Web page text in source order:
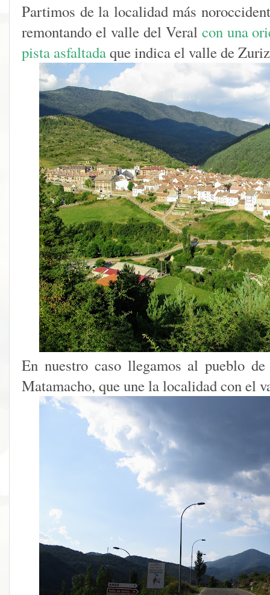
Partimos de la localidad más
remontando el valle del Veral con una
pista asfaltadaque indica el valle de
En nuestro caso llegamos al pueblo
Matamacho, que une la localidad con el